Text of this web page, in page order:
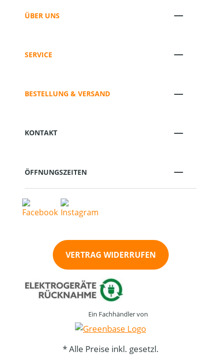
ÜBER UNS
SERVICE
BESTELLUNG & VERSAND
KONTAKT
ÖFFNUNGSZEITEN
VERTRAG WIDERRUFEN
Ein Fachhändler von
* Alle Preise inkl. gesetzl.